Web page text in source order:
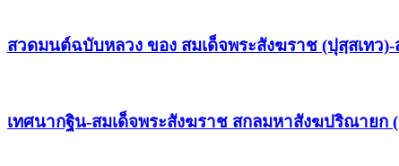
สวดมนต์ฉบับหลวง ของ สมเด็จพระสังฆราช (ปุสฺสเทว
เทศนากฐิน-สมเด็จพระสังฆราช สกลมหาสังฆปริณาย